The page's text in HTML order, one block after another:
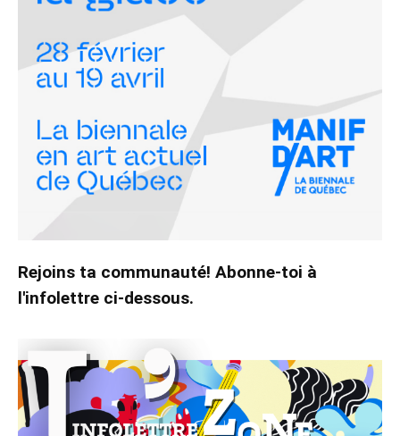
Rejoins ta communauté! Abonne-toi à
l'infolettre ci-dessous.